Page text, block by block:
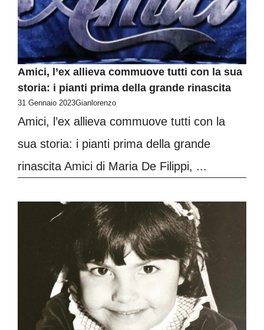
Amici, l’ex allieva commuove tutti con la sua
storia: i pianti prima della grande rinascita
31 Gennaio 2023Gianlorenzo
Amici, l’ex allieva commuove tutti con la
sua storia: i pianti prima della grande
rinascita Amici di Maria De Filippi, ...